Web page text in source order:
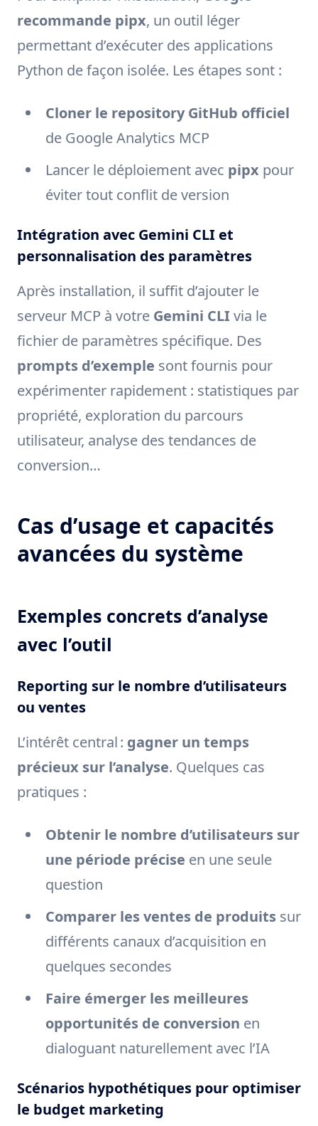
recommande pipx, un outil léger
permettant d’exécuter des applications
Python de façon isolée. Les étapes sont :
Cloner le repository GitHub officiel
de Google Analytics MCP
Lancer le déploiement avec pipx pour
éviter tout conflit de version
Intégration avec Gemini CLI et
personnalisation des paramètres
Après installation, il suffit d’ajouter le
serveur MCP à votre Gemini CLI via le
fichier de paramètres spécifique. Des
prompts d’exemple sont fournis pour
expérimenter rapidement : statistiques par
propriété, exploration du parcours
utilisateur, analyse des tendances de
conversion…
Cas d’usage et capacités
avancées du système
Exemples concrets d’analyse
avec l’outil
Reporting sur le nombre d’utilisateurs
ou ventes
L’intérêt central : gagner un temps
précieux sur l’analyse. Quelques cas
pratiques :
Obtenir le nombre d’utilisateurs sur
une période précise en une seule
question
Comparer les ventes de produits sur
différents canaux d’acquisition en
quelques secondes
Faire émerger les meilleures
opportunités de conversion en
dialoguant naturellement avec l’IA
Scénarios hypothétiques pour optimiser
le budget marketing